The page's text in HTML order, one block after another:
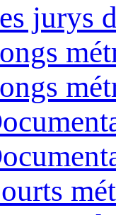
jurys